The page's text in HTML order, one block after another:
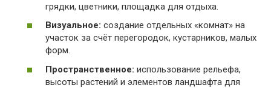
грядки, цветники, площадка для отдыха.
Визуальное: создание отдельных «комнат» на
участок за счёт перегородок, кустарников, малых
форм.
Пространственное: использование рельефа,
высоты растений и элементов ландшафта для